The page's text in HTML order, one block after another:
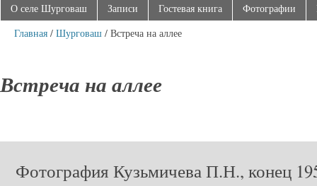
О селе Шурговаш Записи Гостевая книга Фотографии
Главная / Шурговаш / Встреча на аллее
Встреча на аллее
Фотография Кузьмичева П.Н., конец